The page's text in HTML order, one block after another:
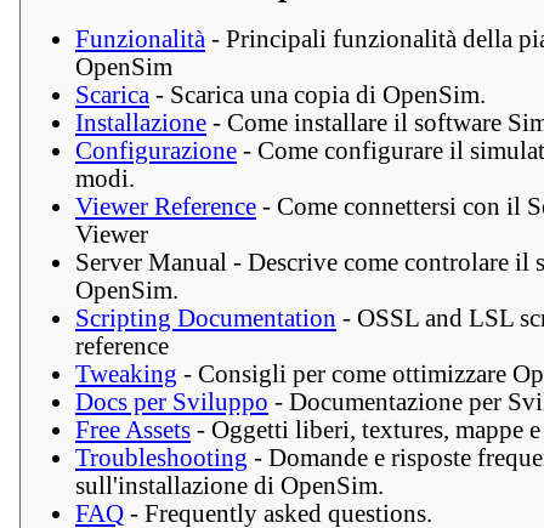
Funzionalità - Principali funzionalità della
OpenSim
Scarica - Scarica una copia di OpenSim.
Installazione - Come installare il software
Configurazione - Come configurare il
modi.
Viewer Reference - Come connettersi con il
Viewer
Server Manual - Descrive come controlare il
OpenSim.
Scripting Documentation - OSSL and LSL
reference
Tweaking - Consigli per come ottimizzare
Docs per Sviluppo - Documentazione per
Free Assets - Oggetti liberi, textures, mappe
Troubleshooting - Domande e risposte
sull'installazione di OpenSim.
FAQ - Frequently asked questions.